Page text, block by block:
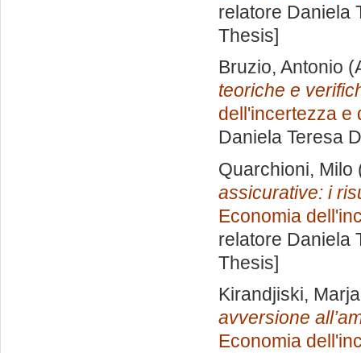
relatore Daniela
Thesis]
Bruzio, Antonio
teoriche e
dell'incertezza e
Daniela Teresa
Quarchioni, Milo
assicurative: i
Economia
relatore Daniela
Thesis]
Kirandjiski,
avversione
Economia